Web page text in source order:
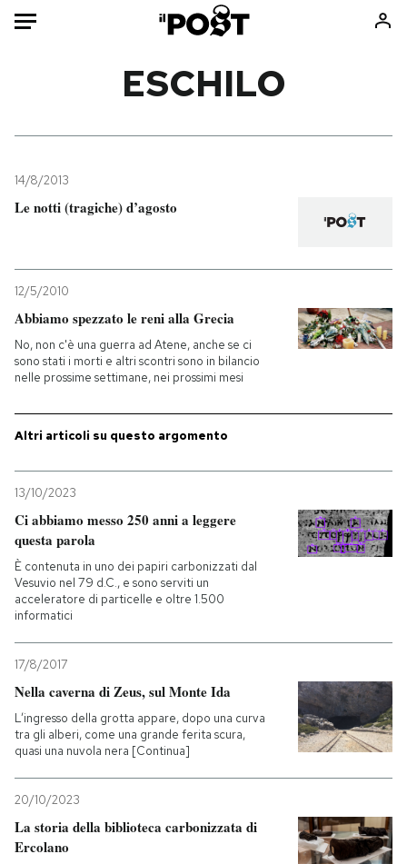
Mondo
Politica
Scienza
Sport
Mondiali calcio 2026
PODCAST
NEWSLETTER
I MIEI PREFERITI
SHOP
AREA PERSONALE
Entra
ESCHILO
14/8/2013
Le notti (tragiche) d’agosto
12/5/2010
Abbiamo spezzato le reni alla Grecia
No, non c'è una guerra ad Atene, anche se ci
sono stati i morti e altri scontri sono in bilancio
nelle prossime settimane, nei prossimi mesi
Altri articoli su questo argomento
13/10/2023
Ci abbiamo messo 250 anni a leggere
questa parola
È contenuta in uno dei papiri carbonizzati dal
Vesuvio nel 79 d.C., e sono serviti un
acceleratore di particelle e oltre 1.500
informatici
17/8/2017
Nella caverna di Zeus, sul Monte Ida
L’ingresso della grotta appare, dopo una curva
tra gli alberi, come una grande ferita scura,
quasi una nuvola nera [Continua]
20/10/2023
La storia della biblioteca carbonizzata di
Ercolano